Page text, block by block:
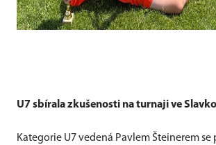
U7 sbírala zkušenosti na turnaji ve
Kategorie U7 vedená Pavlem Šteinerem se